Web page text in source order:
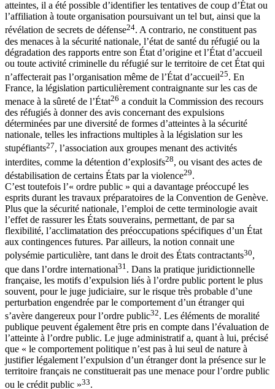
atteintes, il a été possible d’identifier les tentatives de coup d’État ou
l’affiliation à toute organisation poursuivant un tel but, ainsi que la
révélation de secrets de défense24. A contrario, ne constituent pas
des menaces à la sécurité nationale, l’état de santé du réfugié ou la
dégradation des rapports entre son État d’origine et l’État d’accueil
ou toute activité criminelle du réfugié sur le territoire de cet État qui
n’affecterait pas l’organisation même de l’État d’accueil25. En
France, la législation particulièrement contraignante sur les cas de
menace à la sûreté de l’État26 a conduit la Commission des recours
des réfugiés à donner des avis concernant des expulsions
déterminées par une diversité de formes d’atteintes à la sécurité
nationale, telles les infractions multiples à la législation sur les
stupéfiants27, l’association aux groupes menant des activités
interdites, comme la détention d’explosifs28, ou visant des actes de
déstabilisation de certains États par la violence29.
C’est toutefois l’« ordre public » qui a davantage préoccupé les
esprits durant les travaux préparatoires de la Convention de Genève.
Plus que la sécurité nationale, l’emploi de cette terminologie avait
l’effet de rassurer les États souverains, permettant, de par sa
flexibilité, l’acclimatation des préoccupations spécifiques d’un État
aux contingences futures. Par ailleurs, la notion connait une
polysémie particulière, tant dans le droit des États contractants30,
que dans l’ordre international31 . Dans la pratique juridictionnelle
française, les motifs d’expulsion liés à l’ordre public portent le plus
souvent, pour le juge judiciaire, sur le risque très probable d’une
perturbation engendrée par le comportement d’un étranger qui
s’avère dangereux pour l’ordre public32. Les éléments de moralité
publique peuvent également être pris en compte dans l’évaluation de
l’atteinte à l’ordre public. Le juge administratif a, quant à lui, précisé
que « le comportement politique n’est pas à lui seul de nature à
justifier légalement l’expulsion d’un étranger dont la présence sur le
territoire français ne constituerait pas une menace pour l’ordre public
ou le crédit public »33.